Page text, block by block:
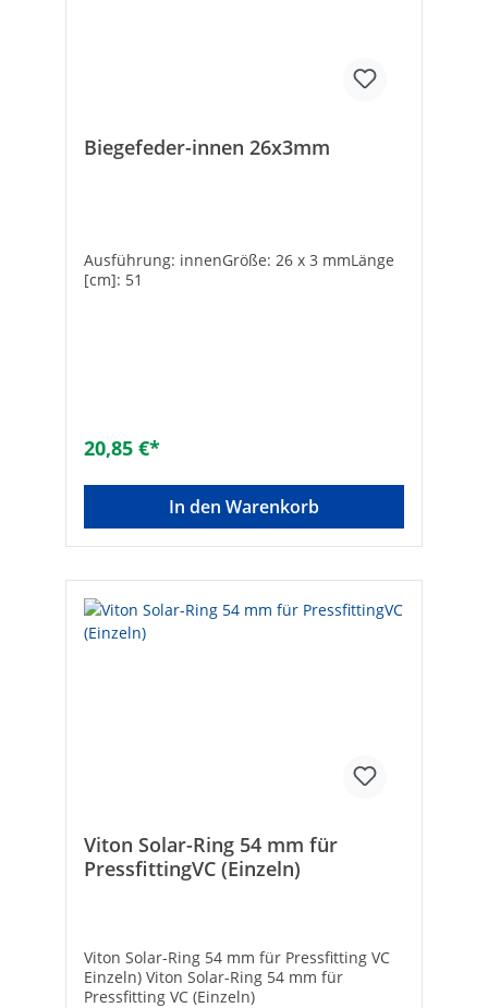
Biegefeder-innen 26x3mm
Ausführung: innenGröße: 26 x 3 mmLänge
[cm]: 51
20,85 €*
In den Warenkorb
Viton Solar-Ring 54 mm für
PressfittingVC (Einzeln)
Viton Solar-Ring 54 mm für Pressfitting VC
Einzeln) Viton Solar-Ring 54 mm für
Pressfitting VC (Einzeln)